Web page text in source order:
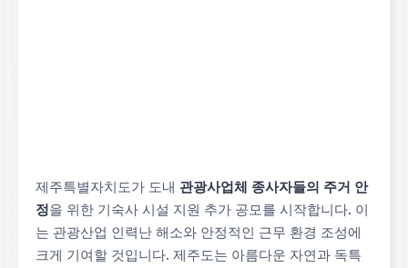
제주특별자치도가 도내 관광사업체 종사자들의 주거 안
정을 위한 기숙사 시설 지원 추가 공모를 시작합니다. 이
는 관광산업 인력난 해소와 안정적인 근무 환경 조성에
크게 기여할 것입니다. 제주도는 아름다운 자연과 독특